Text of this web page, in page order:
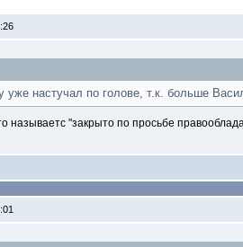
уже настучал по голове, т.к. больше
называетс "закрыто по просьбе